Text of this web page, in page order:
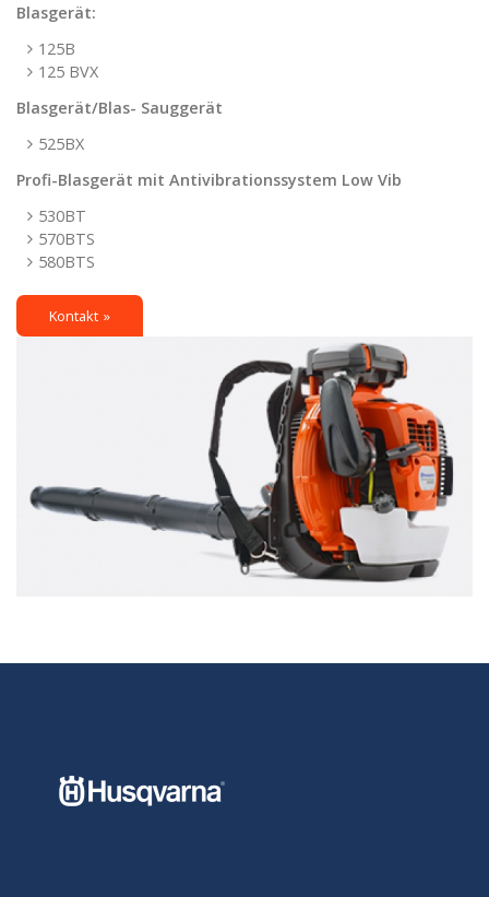
Blasgerät:
125B
125 BVX
Blasgerät/Blas- Sauggerät
525BX
Profi-Blasgerät mit Antivibrationssystem Low Vib
530BT
570BTS
580BTS
Kontakt